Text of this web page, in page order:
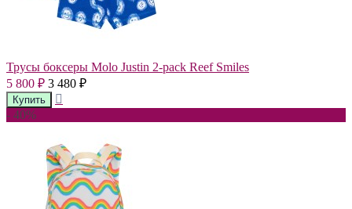
Трусы боксеры Molo Justin 2-pack Reef Smiles
5 800 ₽ 3 480 ₽
- 40%